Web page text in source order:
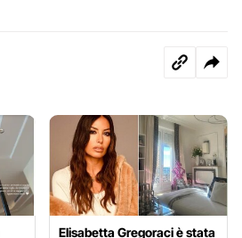
Elisabetta Gregoraci è stata